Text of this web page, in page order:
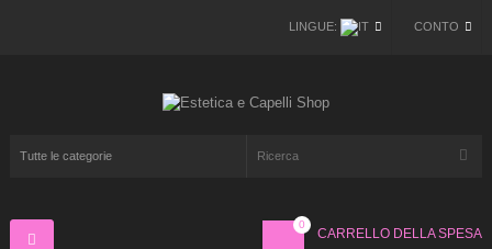
CONTO
LINGUE:
CARRELLO DELLA SPESA
0
Navigazione